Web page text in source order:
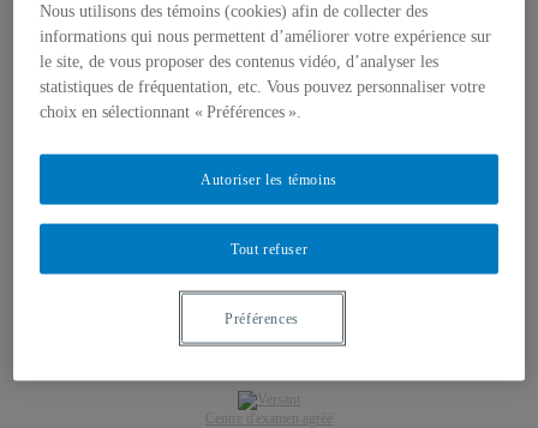
Nous joindre
Espace client
Mon compte
Rendez-vous enregistrés
Panier
.
Centre d'examen agréé
Nous utilisons des témoins (cookies) afin de collecter des
informations qui nous permettent d’améliorer votre expérience sur
le site, de vous proposer des contenus vidéo, d’analyser les
statistiques de fréquentation, etc. Vous pouvez personnaliser votre
choix en sélectionnant « Préférences ».
Tout refuser
Autoriser les témoins
Préférences